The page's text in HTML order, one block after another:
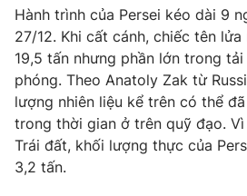
Hậu trường
Nhân vật
Khán giả
Giải sao mai
Giải trí
Điện ảnh
Âm nhạc
Sao
Đời sống
Du lịch
Làm đẹp
Chất lượng cuộc sống
Giáo dục
Tuyển sinh
Công nghệ
Hành trình của Persei kéo dài 9
27/12. Khi cất cánh, chiếc tên
19,5 tấn nhưng phần lớn trong
phóng. Theo Anatoly Zak từ
lượng nhiên liệu kể trên có thể
trong thời gian ở trên quỹ đạo.
Trái đất, khối lượng thực của
3,2 tấn.